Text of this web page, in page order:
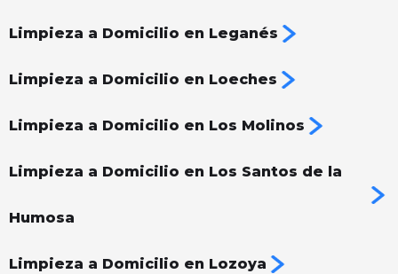
Limpieza a Domicilio en Leganés
Limpieza a Domicilio en Loeches
Limpieza a Domicilio en Los Molinos
Limpieza a Domicilio en Los Santos de la
Humosa
Limpieza a Domicilio en Lozoya